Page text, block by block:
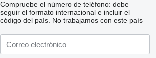
Solicitar fotos
Compruebe el número de teléfono: debe
seguir el formato internacional e incluir el
código del país. No trabajamos con este país